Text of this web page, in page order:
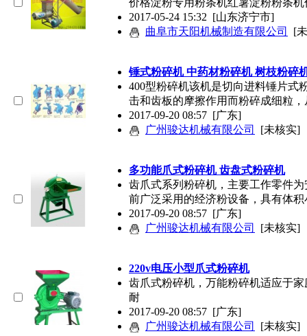
价格淀粉专用粉条机红薯淀粉粉条机
2017-05-24 15:32 [山东济宁市]
曲阜市天阳机械制造有限公司
[
锤式粉碎机 中药材粉碎机 树枝粉碎
400型粉碎机该机是切向进料锤片式
击和齿板的摩擦作用而粉碎成细粒，
2017-09-20 08:57 [广东]
广州骏达机械有限公司
[未核实]
多功能爪式粉碎机 齿盘式粉碎机
齿爪式系列粉碎机，主要工作零件
前广泛采用的经济粉设备，具有体积
2017-09-20 08:57 [广东]
广州骏达机械有限公司
[未核实]
220v电压小型爪式粉碎机
齿爪式粉碎机，万能粉碎机适应于
耐
2017-09-20 08:57 [广东]
广州骏达机械有限公司
[未核实]